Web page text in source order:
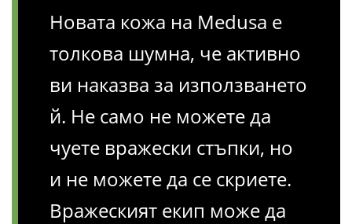
Новата кожа на Medusa е
толкова шумна, че активно
ви наказва за използването
й. Не само не можете да
чуете вражески стъпки, но
и не можете да се скриете.
Вражеският екип може да